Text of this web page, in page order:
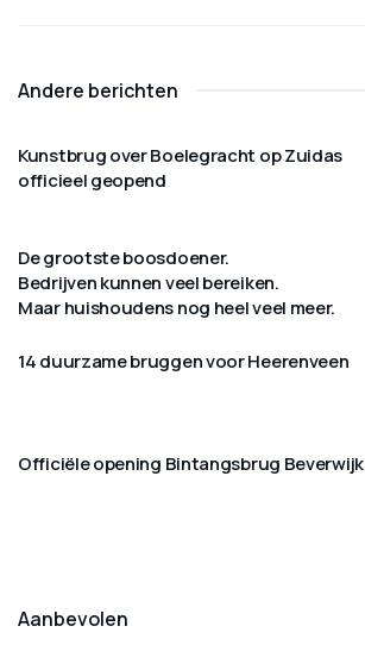
Andere berichten
Kunstbrug over Boelegracht op Zuidas
officieel geopend
De grootste boosdoener.
Bedrijven kunnen veel bereiken.
Maar huishoudens nog heel veel meer.
14 duurzame bruggen voor Heerenveen
Officiële opening Bintangsbrug Beverwijk
Aanbevolen